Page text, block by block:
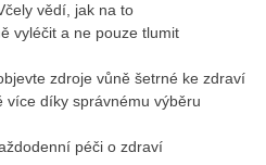
vědí, jak na to
vyléčit a ne pouze tlumit
zdroje vůně šetrné ke zdraví
více díky správnému výběru
péči o zdraví